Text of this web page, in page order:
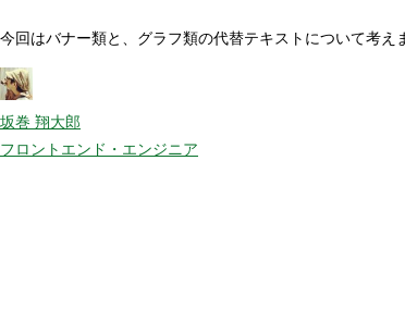
今回はバナー類と、グラフ類の代替テキストについて考
坂巻 翔大郎
フロントエンド・エンジニア